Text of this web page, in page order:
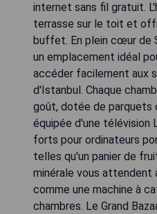
internet sans fil gratuit.
terrasse sur le toit et
buffet. En plein cœur de
un emplacement idéal
accéder facilement aux
d'Istanbul. Chaque
goût, dotée de parquets
équipée d'une télévision
forts pour ordinateurs
telles qu'un panier de
minérale vous attendent
comme une machine à
chambres. Le Grand